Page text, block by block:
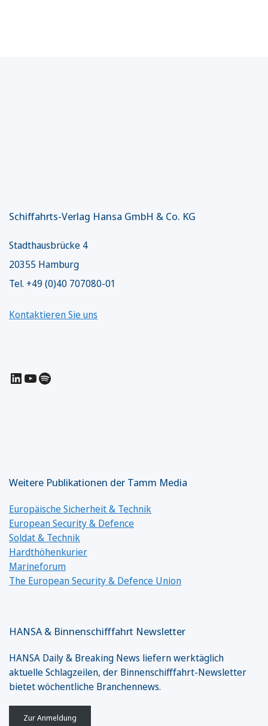
Schiffahrts-Verlag Hansa GmbH & Co. KG
Stadthausbrücke 4
20355 Hamburg
Tel. +49 (0)40 707080-01
Kontaktieren Sie uns
LinkedIn
YouTube
Spotify
Weitere Publikationen der Tamm Media
Europäische Sicherheit & Technik
European Security & Defence
Soldat & Technik
Hardthöhenkurier
Marineforum
The European Security & Defence Union
HANSA & Binnenschifffahrt Newsletter
HANSA Daily & Breaking News liefern werktäglich
aktuelle Schlagzeilen, der Binnenschifffahrt-Newsletter
bietet wöchentliche Branchennews.
Zur Anmeldung